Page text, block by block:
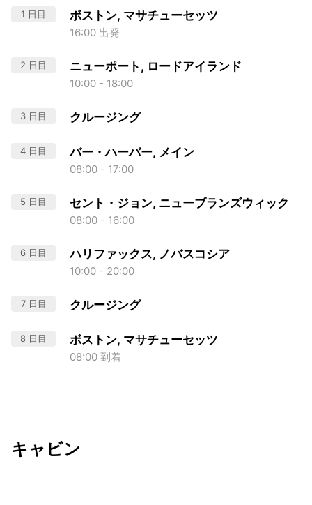
1 日目 ボストン, マサチューセッツ
16:00 出発
2 日目 ニューポート, ロードアイランド
10:00 - 18:00
3 日目 クルージング
4 日目 バー・ハーバー, メイン
08:00 - 17:00
5 日目 セント・ジョン, ニューブランズウィック
08:00 - 16:00
6 日目 ハリファックス, ノバスコシア
10:00 - 20:00
7 日目 クルージング
8 日目 ボストン, マサチューセッツ
08:00 到着
キャビン